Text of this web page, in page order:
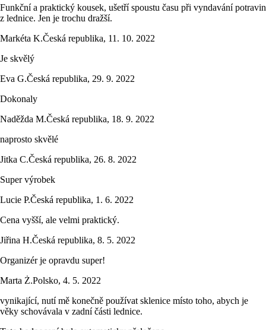
Funkční a praktický kousek, ušetří spoustu času při vyndavání potravin
z lednice. Jen je trochu dražší.
Markéta K.Česká republika, 11. 10. 2022
Je skvělý
Eva G.Česká republika, 29. 9. 2022
Dokonaly
Naděžda M.Česká republika, 18. 9. 2022
naprosto skvělé
Jitka C.Česká republika, 26. 8. 2022
Super výrobek
Lucie P.Česká republika, 1. 6. 2022
Cena vyšší, ale velmi praktický.
Jiřina H.Česká republika, 8. 5. 2022
Organizér je opravdu super!
Marta Ż.Polsko, 4. 5. 2022
vynikající, nutí mě konečně používat sklenice místo toho, abych je
věky schovávala v zadní části lednice.